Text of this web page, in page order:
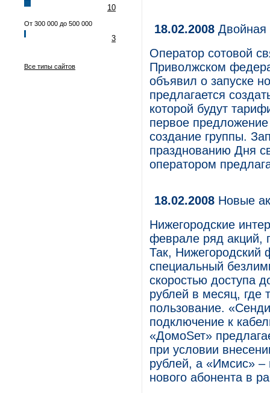
10
От 300 000 до 500 000
3
Все типы сайтов
18.02.2008 Двойная
Оператор сотовой
Приволжском
объявил о запуске
предлагается
которой будут
первое предложение
создание группы.
празднованию Дня
оператором
18.02.2008 Новые
Нижегородские
феврале ряд акций,
Так,
специальный
скоростью доступа
рублей в месяц, где
пользование.
подключение к
«ДомоSет»
при условии
рублей, а «Имсис» –
нового абонента в